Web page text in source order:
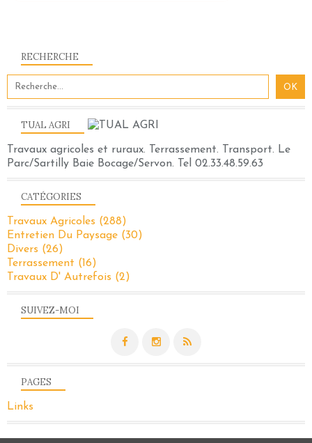
SUIVEZ-MOI
RECHERCHE
TUAL AGRI
Travaux agricoles et ruraux. Terrassement. Transport. Le
Parc/Sartilly Baie Bocage/Servon. Tel 02.33.48.59.63
PAGES
Links
CATÉGORIES
Travaux Agricoles (288)
Entretien Du Paysage (30)
Divers (26)
Terrassement (16)
Travaux D' Autrefois (2)